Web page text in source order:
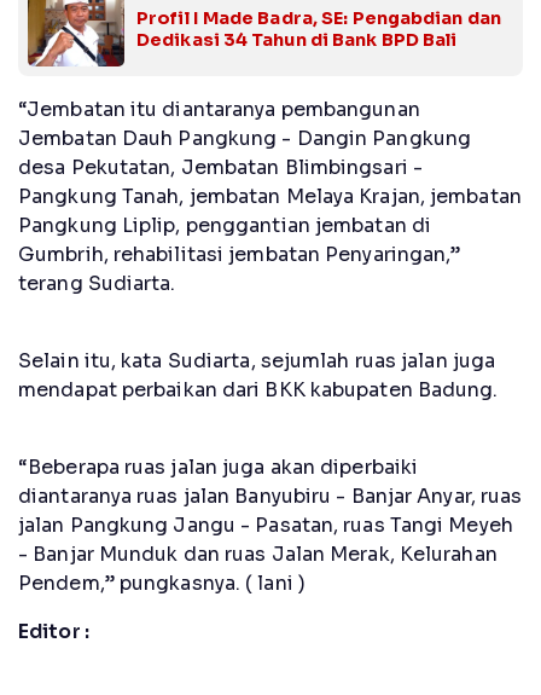
Profil I Made Badra, SE: Pengabdian dan
Dedikasi 34 Tahun di Bank BPD Bali
“Jembatan itu diantaranya pembangunan
Jembatan Dauh Pangkung - Dangin Pangkung
desa Pekutatan, Jembatan Blimbingsari -
Pangkung Tanah, jembatan Melaya Krajan, jembatan
Pangkung Liplip, penggantian jembatan di
Gumbrih, rehabilitasi jembatan Penyaringan,”
terang Sudiarta.
Selain itu, kata Sudiarta, sejumlah ruas jalan juga
mendapat perbaikan dari BKK kabupaten Badung.
“Beberapa ruas jalan juga akan diperbaiki
diantaranya ruas jalan Banyubiru - Banjar Anyar, ruas
jalan Pangkung Jangu - Pasatan, ruas Tangi Meyeh
- Banjar Munduk dan ruas Jalan Merak, Kelurahan
Pendem,” pungkasnya. ( lani )
Editor :